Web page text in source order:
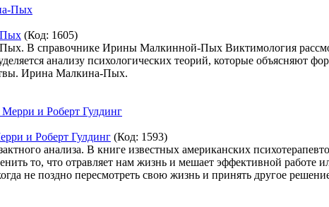
Пых (Код: 1605)
В справочнике Ирины Малкинной-Пых Виктимология
анализу психологических теорий, которые объясняют
Ирина Малкина-Пых.
и Роберт Гулдинг (Код: 1593)
анализа. В книге известных американских
то, что отравляет нам жизнь и мешает эффективной
не поздно пересмотреть свою жизнь и принять другое